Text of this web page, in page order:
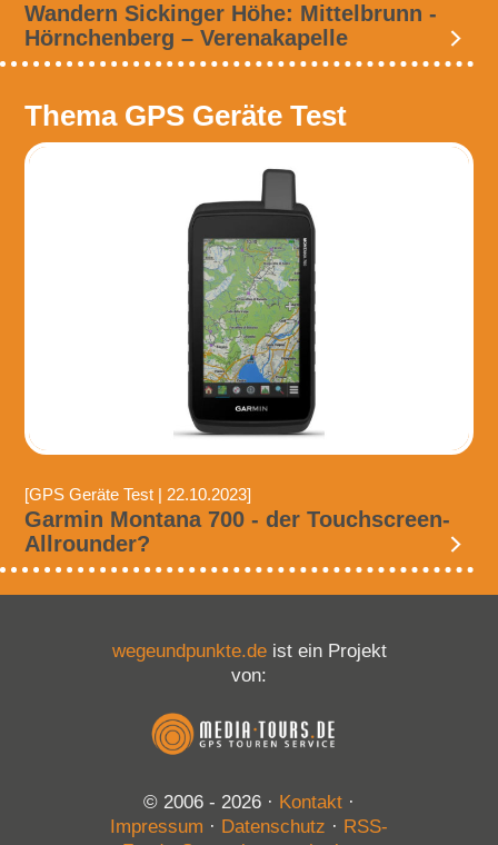
Wandern Sickinger Höhe: Mittelbrunn -
Hörnchenberg – Verenakapelle
Thema GPS Geräte Test
[GPS Geräte Test | 22.10.2023]
Garmin Montana 700 - der Touchscreen-
Allrounder?
wegeundpunkte.deist ein Projekt
von:
© 2006 - 2026 · Kontakt ·
Impressum · Datenschutz · RSS-